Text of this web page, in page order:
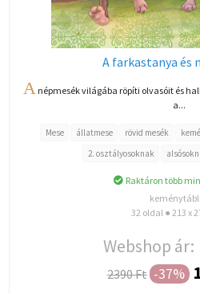
A farkastanya és
A népmesék világába röpíti olvasóit és
a...
Mese állatmese rövid mesék
2. osztályosoknak
Raktáron több
32 oldal ● 213 x
Webshop ár:
2390 Ft -37%